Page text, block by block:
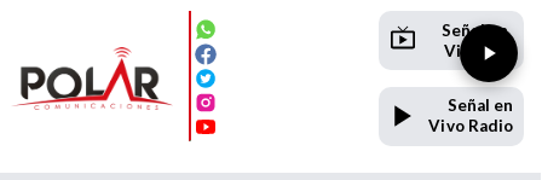
Señal en
Vivo TV
Señal en
Vivo Radio